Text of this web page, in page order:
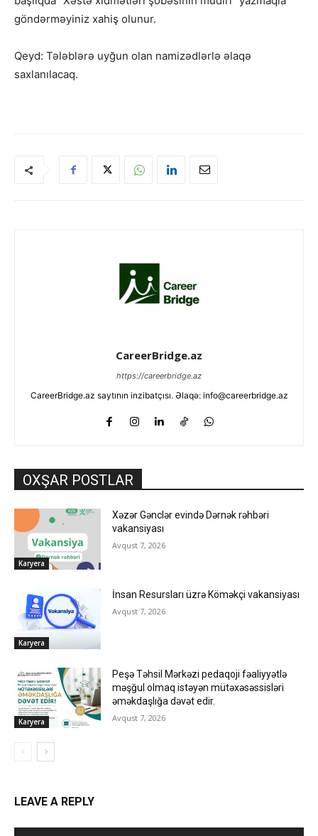
göndərməyiniz xahiş olunur.
Qeyd: Tələblərə uyğun olan namizədlərlə əlaqə
saxlanılacaq.
CareerBridge.az
https://careerbridge.az
CareerBridge.az saytının inzibatçısı. Əlaqə: info@careerbridge.az
OXŞAR POSTLAR
Karyera
Xəzər Gənclər evində Dərnək rəhbəri
vakansiyası
Avqust 7, 2026
Karyera
İnsan Resursları üzrə Köməkçi vakansiyası
Avqust 7, 2026
Karyera
Peşə Təhsil Mərkəzi pedaqoji fəaliyyətlə
məşğul olmaq istəyən mütəxəsəssisləri
əməkdaşlığa dəvət edir.
Avqust 7, 2026
LEAVE A REPLY